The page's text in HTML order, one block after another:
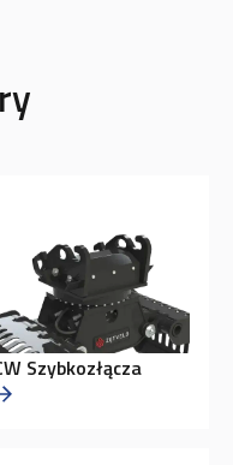
Szybkozłącza